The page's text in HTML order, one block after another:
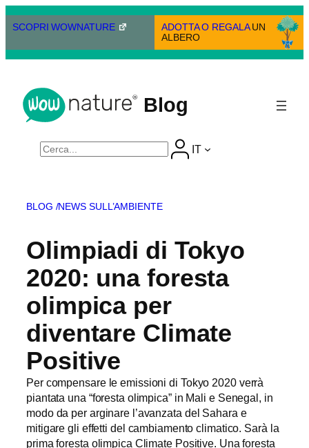
Vai
alSCOPRI WOWNATURE ADOTTA O REGALAUN
ALBERO
Blog
Cerca IT
BLOG /NEWS SULL’AMBIENTE
Olimpiadi di Tokyo
2020: una foresta
olimpica per
diventare Climate
Positive
Per compensare le emissioni di Tokyo 2020 verrà
piantata una “foresta olimpica” in Mali e Senegal, in
modo da per arginare l’avanzata del Sahara e
mitigare gli effetti del cambiamento climatico. Sarà la
prima foresta olimpica Climate Positive. Una foresta